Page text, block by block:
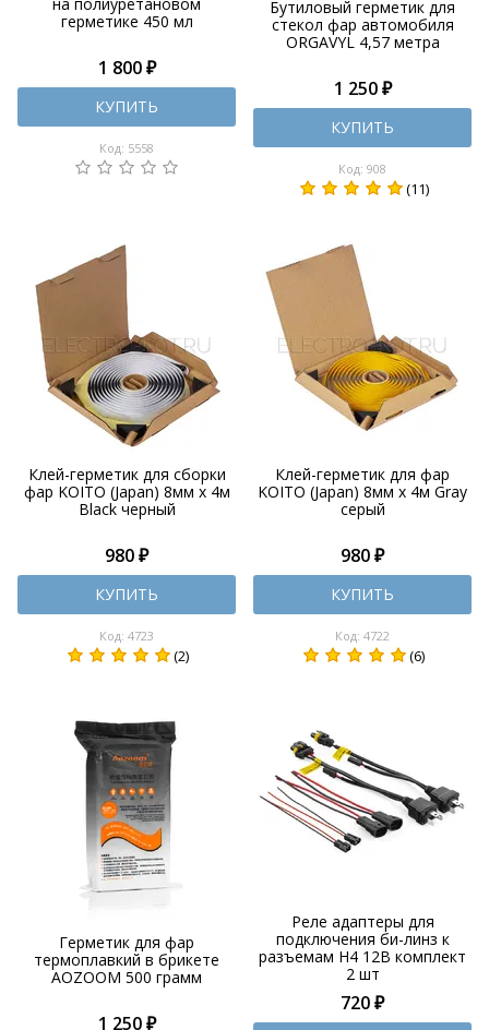
герметике 450 мл
1 800 ₽
КУПИТЬ
Код: 5558
Бутиловый герметик для
стекол фар автомобиля
ORGAVYL 4,57 метра
1 250 ₽
КУПИТЬ
Код: 908
(11)
Клей-герметик для сборки
фар KOITO (Japan) 8мм х 4м
Black черный
980 ₽
КУПИТЬ
Код: 4723
(2)
Клей-герметик для фар
KOITO (Japan) 8мм х 4м Gray
серый
980 ₽
КУПИТЬ
Код: 4722
(6)
Герметик для фар
термоплавкий в брикете
AOZOOM 500 грамм
1 250 ₽
Реле адаптеры для
подключения би-линз к
разъемам H4 12В комплект
2 шт
720 ₽